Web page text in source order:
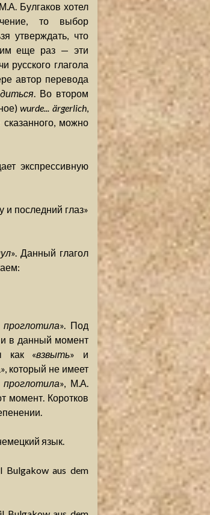
Булгаков хотел
то выбор
утверждать, что
еще раз — эти
русского глагола
автор перевода
. Во втором
wurde... ärgerlich,
можно
экспрессивную
и последний глаз»
». Данный глагол
проглотила». Под
и в данный момент
как «взвыть» и
который не имеет
проглотила», М.А.
момент. Коротков
язык.
Bulgakow aus dem